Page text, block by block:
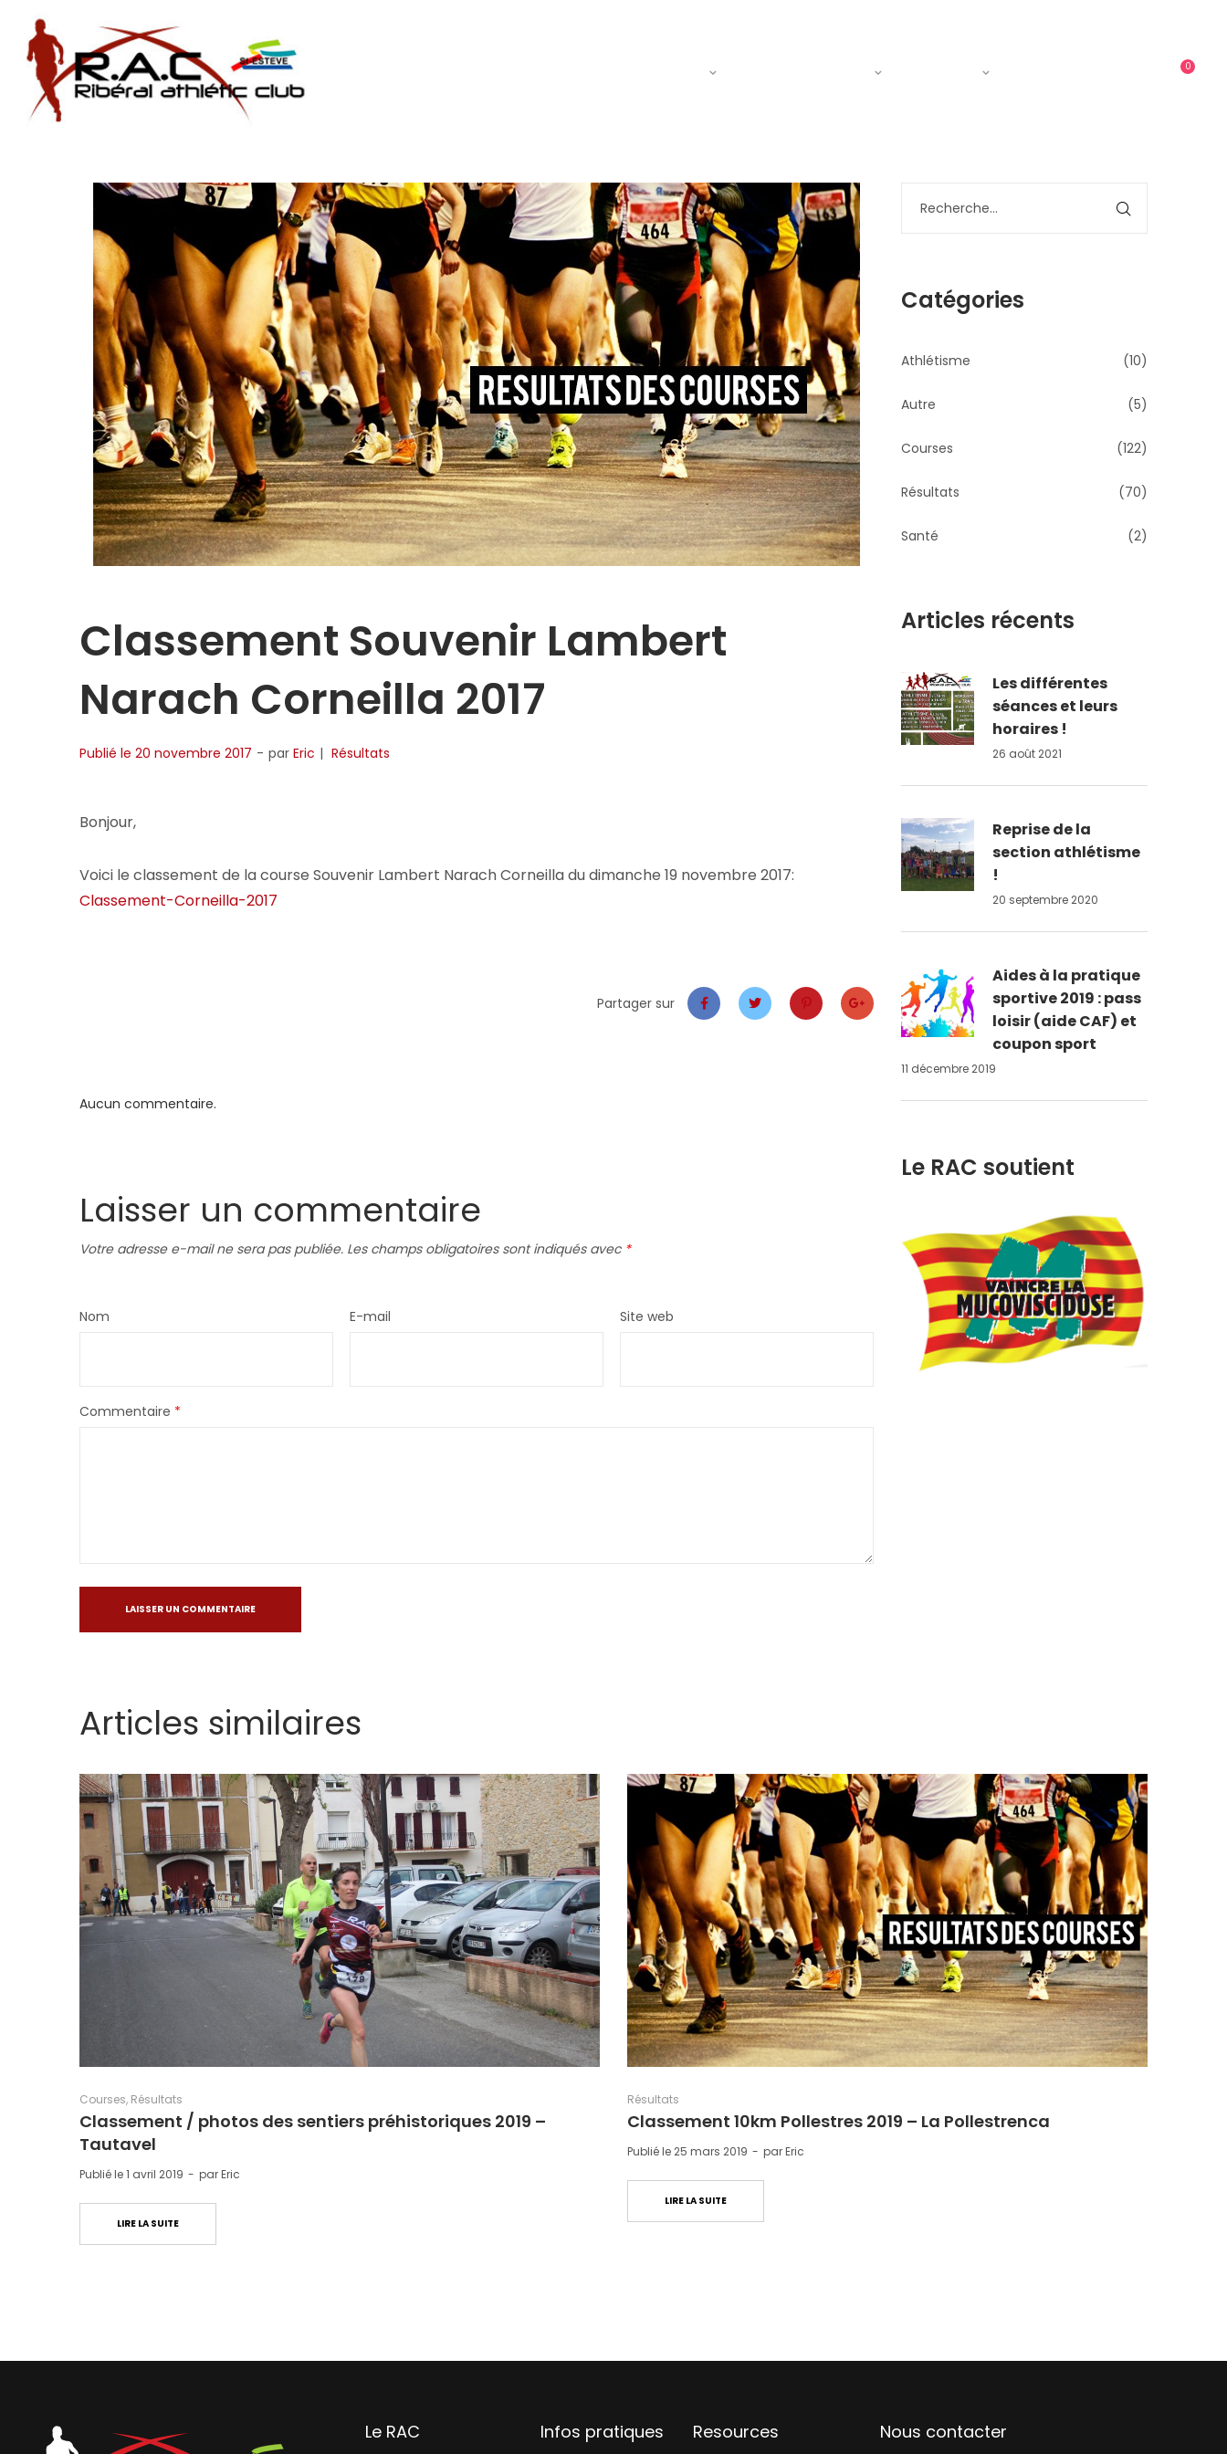
0
Classement Souvenir Lambert
Narach Corneilla 2017
Publié le 20 novembre 2017 par Eric Résultats
Bonjour,
Voici le classement de la course Souvenir Lambert Narach Corneilla du dimanche 19 novembre 2017:
Classement-Corneilla-2017
Partager sur
Aucun commentaire.
Laisser un commentaire
Votre adresse e-mail ne sera pas publiée. Les champs obligatoires sont indiqués avec *
Nom E-mail Site web
Commentaire *
Catégories
Athlétisme (10)
Autre (5)
Courses (122)
Résultats (70)
Santé (2)
Articles récents
Les différentes
séances et leurs
horaires !
26 août 2021
Reprise de la
section athlétisme
!
20 septembre 2020
Aides à la pratique
sportive 2019 : pass
loisir (aide CAF) et
coupon sport
11 décembre 2019
Le RAC soutient
Articles similaires
Courses Résultats
Classement / photos des sentiers préhistoriques 2019 –
Tautavel
Publié le1 avril 2019 parEric
LIRE LA SUITE
Résultats
Classement 10km Pollestres 2019 – La Pollestrenca
Publié le 25 mars 2019 parEric
LIRE LA SUITE
Le RAC Infos pratiques Resources Nous contacter